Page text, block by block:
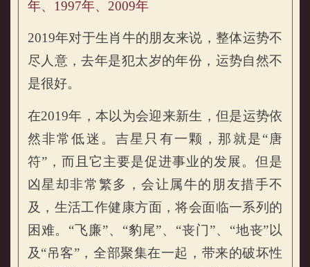
属牛的人2019年整体运势
年、1997年、2009年
2019年对于生肖牛的朋友来说，整体运势不
尽人意，去年是犯太岁的年份，运势自然不
是很好。
在2019年，本以为会迎来新生，但是运势依
然非常低迷。吉星只有一颗，那就是“唐
符”，而且它主要是促进事业的发展。但是
凶星却非常繁多，会让属牛的朋友措手不
及，生活工作健康方面，将会面临一系列的
困难。“飞廉”、“豹尾”、“丧门”、“地丧”以
及“吊客”，全部聚集在一起，带来的破坏性